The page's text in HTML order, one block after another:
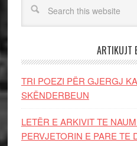
ARTIKUJT
TRI POEZI PËR GJERGJ
SKËNDERBEUN
LETËR E ARKIVIT TE
PERVJETORIN E PARE TE